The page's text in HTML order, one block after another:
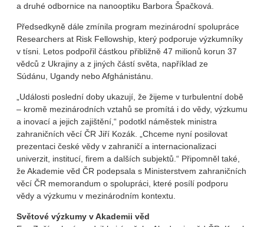
a druhé odbornice na nanooptiku Barbora Špačková.
Předsedkyně dále zmínila program mezinárodní spolupráce
Researchers at Risk Fellowship, který podporuje výzkumníky
v tísni. Letos podpořil částkou přibližně 47 milionů korun 37
vědců z Ukrajiny a z jiných částí světa, například ze
Súdánu, Ugandy nebo Afghánistánu.
„Události poslední doby ukazují, že žijeme v turbulentní době
– kromě mezinárodních vztahů se promítá i do vědy, výzkumu
a inovací a jejich zajištění,“ podotkl náměstek ministra
zahraničních věcí ČR Jiří Kozák. „Chceme nyní posilovat
prezentaci české vědy v zahraničí a internacionalizaci
univerzit, institucí, firem a dalších subjektů.“ Připomněl také,
že Akademie věd ČR podepsala s Ministerstvem zahraničních
věcí ČR memorandum o spolupráci, které posílí podporu
vědy a výzkumu v mezinárodním kontextu.
Světové výzkumy v Akademii věd